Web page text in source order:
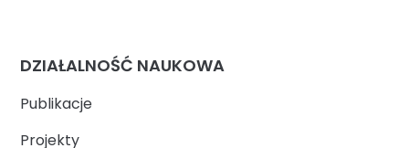
DZIAŁALNOŚĆ NAUKOWA
Publikacje
Projekty